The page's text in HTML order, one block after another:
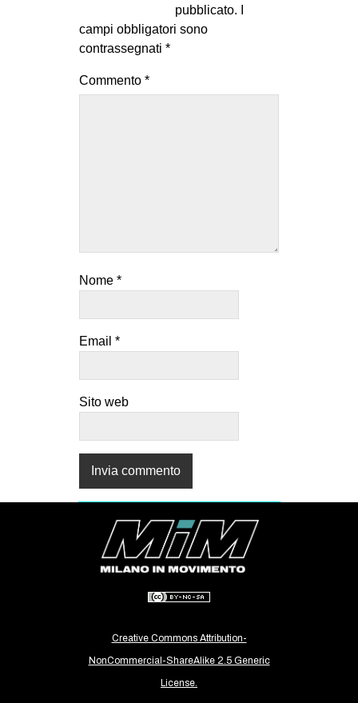
EVENTI
pubblicato.
campi obbligatori sono
contrassegnati *
Commento *
Nome *
Email *
Sito web
Creative Commons Attribution-
NonCommercial-ShareAlike 2.5 Generic
License.